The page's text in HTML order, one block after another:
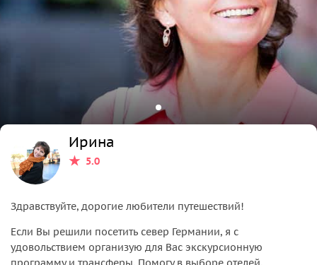
Ирина
5.0
Здравствуйте, дорогие любители путешествий!
Если Вы решили посетить север Германии, я с
удовольствием организую для Вас экскурсионную